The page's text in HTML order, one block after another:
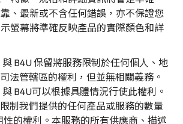
、最新或不含任何錯誤，亦不保證您
螢幕將準確反映產品的實際顏色和詳
與 B4U 保留將服務限制於任何個人、地
法管轄區的權利，但並無相關義務。
與 B4U可以根據具體情況行使此權利。
制我們提供的任何產品或服務的數量
性的權利。本服務的所有供應商、描述